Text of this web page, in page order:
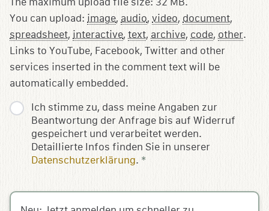
Ich stimme zu, dass meine Angaben zur
Beantwortung der Anfrage bis auf Widerruf
gespeichert und verarbeitet werden.
Detaillierte Infos finden Sie in unserer
Datenschutzerklärung. *
You can upload: image, audio, video, document,
spreadsheet, interactive, text, archive, code, other.
Links to YouTube, Facebook, Twitter and other
services inserted in the comment text will be
automatically embedded.